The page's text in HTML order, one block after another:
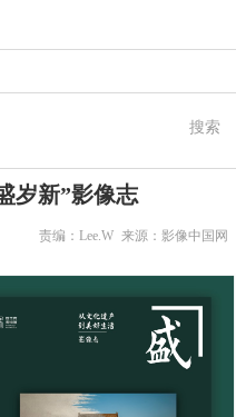
搜索
岁新”影像志
来源：影像中国网
责编：Lee.W